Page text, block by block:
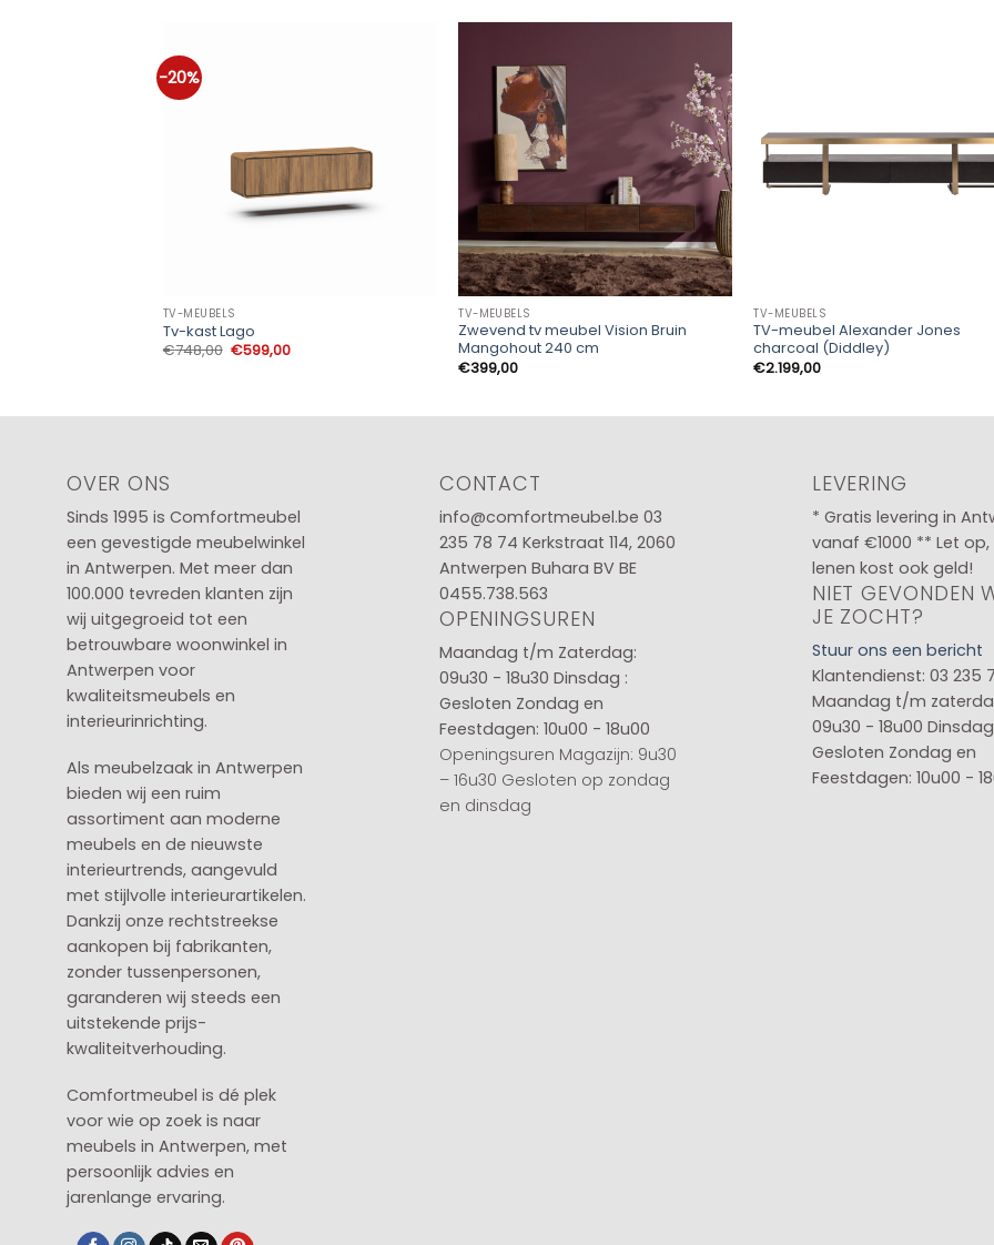
-20%
TV-MEUBELS
Tv-kast Lago
€748,00 Oorspronkelijke
€599,00Huidige
TV-MEUBELS
Zwevend tv meubel Vision Bruin
Mangohout 240 cm
€399,00
TV-MEUBELS
TV-meubel Alexander Jones
charcoal (Diddley)
€2.199,00
OVER ONS
Sinds 1995 is Comfortmeubel
een gevestigde meubelwinkel
in Antwerpen. Met meer dan
100.000 tevreden klanten zijn
wij uitgegroeid tot een
betrouwbare woonwinkel in
Antwerpen voor
kwaliteitsmeubels en
interieurinrichting.
Als meubelzaak in Antwerpen
bieden wij een ruim
assortiment aan moderne
meubels en de nieuwste
interieurtrends, aangevuld
met stijlvolle interieurartikelen.
Dankzij onze rechtstreekse
aankopen bij fabrikanten,
zonder tussenpersonen,
garanderen wij steeds een
uitstekende prijs-
kwaliteitverhouding.
Comfortmeubel is dé plek
voor wie op zoek is naar
meubels in Antwerpen, met
persoonlijk advies en
jarenlange ervaring.
CONTACT
info@comfortmeubel.be 03
235 78 74 Kerkstraat 114, 2060
Antwerpen Buhara BV BE
0455.738.563
OPENINGSUREN
Maandag t/m Zaterdag:
09u30 - 18u30 Dinsdag :
Gesloten Zondag en
Feestdagen: 10u00 - 18u00
Openingsuren Magazijn: 9u30
– 16u30 Gesloten op zondag
en dinsdag
LEVERING
* Gratis levering in
vanaf €1000 ** Let
lenen kost ook geld!
NIET GEVONDEN
JE ZOCHT?
Stuur ons een bericht
Klantendienst: 03 235
Maandag t/m
09u30 - 18u00
Gesloten Zondag en
Feestdagen: 10u00 -